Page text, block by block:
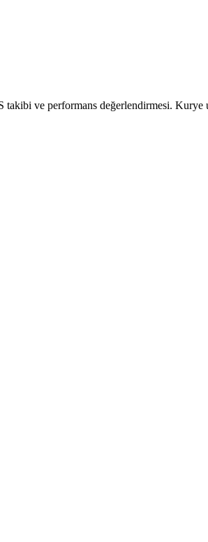
takibi ve performans değerlendirmesi.